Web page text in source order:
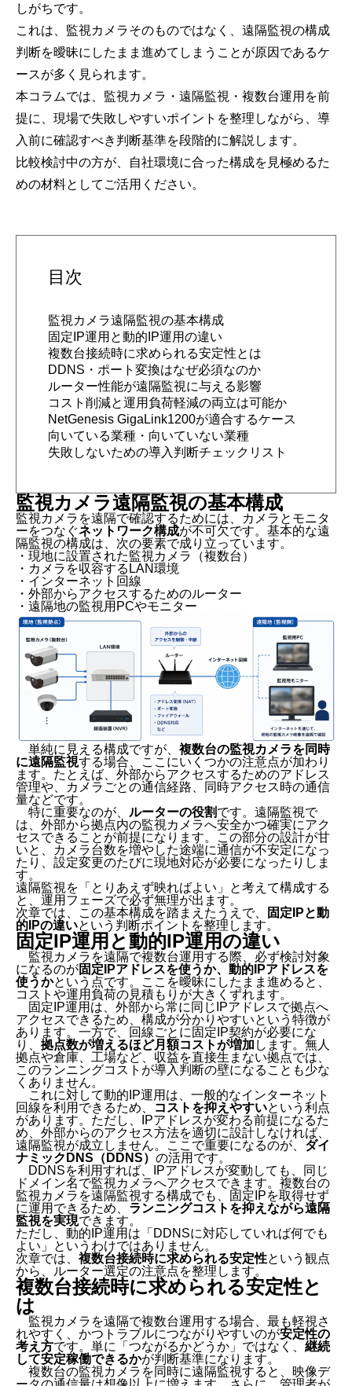
しがちです。
これは、監視カメラそのものではなく、遠隔監視の構成
判断を曖昧にしたまま進めてしまうことが原因であるケ
ースが多く見られます。
本コラムでは、監視カメラ・遠隔監視・複数台運用を前
提に、現場で失敗しやすいポイントを整理しながら、導
入前に確認すべき判断基準を段階的に解説します。
比較検討中の方が、自社環境に合った構成を見極めるた
めの材料としてご活用ください。
目次
監視カメラ遠隔監視の基本構成
固定IP運用と動的IP運用の違い
複数台接続時に求められる安定性とは
DDNS・ポート変換はなぜ必須なのか
ルーター性能が遠隔監視に与える影響
コスト削減と運用負荷軽減の両立は可能か
NetGenesis GigaLink1200が適合するケース
向いている業種・向いていない業種
失敗しないための導入判断チェックリスト
監視カメラ遠隔監視の基本構成
監視カメラを遠隔で確認するためには、カメラとモニタ
ーをつなぐネットワーク構成が不可欠です。基本的な遠
隔監視の構成は、次の要素で成り立っています。
・現地に設置された監視カメラ（複数台）
・カメラを収容するLAN環境
・インターネット回線
・外部からアクセスするためのルーター
・遠隔地の監視用PCやモニター
単純に見える構成ですが、 複数台の監視カメラを同時
に遠隔監視する場合、ここにいくつかの注意点が加わり
ます。たとえば、外部からアクセスするためのアドレス
管理や、カメラごとの通信経路、同時アクセス時の通信
量などです。
特に重要なのが、 ルーターの役割です。遠隔監視で
は、外部から拠点内の監視カメラへ安全かつ確実にアク
セスできることが前提になります。この部分の設計が甘
いと、カメラ台数を増やした途端に通信が不安定になっ
たり、設定変更のたびに現地対応が必要になったりしま
す。
遠隔監視を「とりあえず映ればよい」と考えて構成する
と、運用フェーズで必ず無理が出ます。
次章では、この基本構成を踏まえたうえで、
固定IPと動
的IPの違いという判断ポイントを整理します。
固定IP運用と動的IP運用の違い
監視カメラを遠隔で複数台運用する際、必ず検討対象
になるのが固定IPアドレスを使うか、動的IPアドレスを
使うかという点です。ここを曖昧にしたまま進めると、
コストや運用負荷の見積もりが大きくずれます。
固定IP運用は、外部から常に同じIPアドレスで拠点へ
アクセスできるため、構成が分かりやすいという特徴が
あります。一方で、回線ごとに固定IP契約が必要にな
り、 拠点数が増えるほど月額コストが増加 します。無人
拠点や倉庫、工場など、収益を直接生まない拠点では、
このランニングコストが導入判断の壁になることも少な
くありません。
これに対して動的IP運用は、一般的なインターネット
回線を利用できるため、
コストを抑えやすいという利点
があります。ただし、IPアドレスが変わる前提になるた
め、外部からのアクセス方法を適切に設計しなければ、
遠隔監視が成立しません。ここで重要になるのが、 ダイ
ナミックDNS（DDNS） の活用です。
DDNSを利用すれば、IPアドレスが変動しても、同じ
ドメイン名で監視カメラへアクセスできます。複数台の
監視カメラを遠隔監視する構成でも、固定IPを取得せず
に運用できるため、 ランニングコストを抑えながら遠隔
監視を実現できます。
ただし、動的IP運用は「DDNSに対応していれば何でも
よい」というわけではありません。
次章では、 複数台接続時に求められる安定性という観点
から、ルーター選定の注意点を整理します。
複数台接続時に求められる安定性と
は
監視カメラを遠隔で複数台運用する場合、最も軽視さ
れやすく、かつトラブルにつながりやすいのが安定性の
考え方です。単に「つながるかどうか」ではなく、 継続
して安定稼働できるかが判断基準になります。
複数台の監視カメラを同時に遠隔監視すると、映像デ